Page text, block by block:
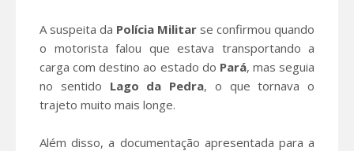
A suspeita da Polícia Militar se confirmou quando
o motorista falou que estava transportando a
carga com destino ao estado do Pará, mas seguia
no sentido Lago da Pedra, o que tornava o
trajeto muito mais longe.
Além disso, a documentação apresentada para a